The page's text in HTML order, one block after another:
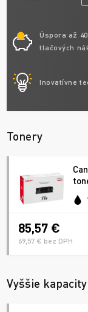
Úspora až
tlačových
Inovatívne
Tonery
85,57 €
69,57 € bez DPH
Vyššie kapacity